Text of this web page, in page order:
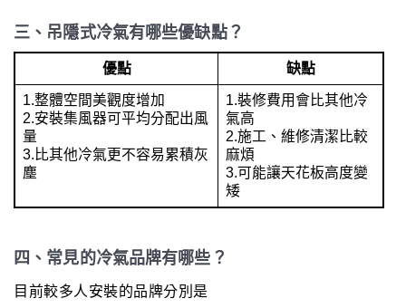
三、吊隱式冷氣有哪些優缺點？
優點 缺點
1.整體空間美觀度增加
2.安裝集風器可平均分配出風
量
3.比其他冷氣更不容易累積灰
塵
1.裝修費用會比其他冷
氣高
2.施工、維修清潔比較
麻煩
3.可能讓天花板高度變
矮
四、常見的冷氣品牌有哪些？
目前較多人安裝的品牌分別是